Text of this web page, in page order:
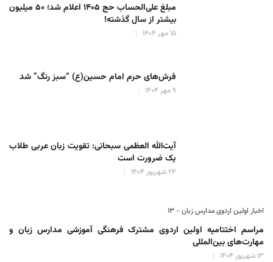
مبلغ علی‌الحساب حج ۱۴۰۵ اعلام شد؛ ۵۰ میلیون
بیشتر از سال گذشته!
۱۵ مهر ۱۴۰۴
فرش‌های حرم امام حسین(ع) “سبز رنگ” شد
۹ مهر ۱۴۰۴
آیت‌الله العظمی سبحانی: تقویت زبان عربی طلاب
یک ضرورت است
۲۴ شهریور ۱۴۰۴
اخبار اولین اردوی مدارس زبان - ۱۳
مراسم اختتامیه اولین اردوی مشترک فرهنگی آموزشی مدارس زبان و
مهارت‌های بین‌المللی
۱۳ شهریور ۱۴۰۴